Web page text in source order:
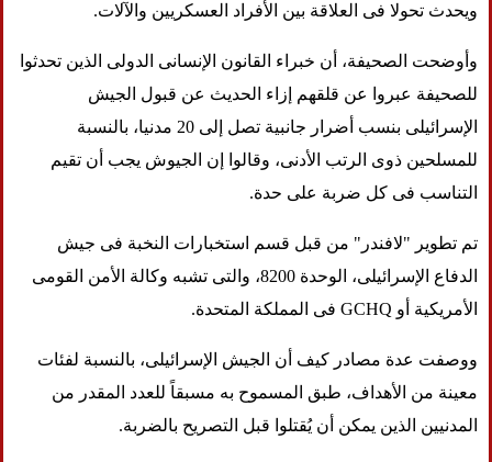
ويحدث تحولا فى العلاقة بين الأفراد العسكريين والآلات.
وأوضحت الصحيفة، أن خبراء القانون الإنسانى الدولى الذين تحدثوا
للصحيفة عبروا عن قلقهم إزاء الحديث عن قبول الجيش
الإسرائيلى بنسب أضرار جانبية تصل إلى 20 مدنيا، بالنسبة
للمسلحين ذوى الرتب الأدنى، وقالوا إن الجيوش يجب أن تقيم
التناسب فى كل ضربة على حدة.
تم تطوير "لافندر" من قبل قسم استخبارات النخبة فى جيش
الدفاع الإسرائيلى، الوحدة 8200، والتى تشبه وكالة الأمن القومى
الأمريكية أو GCHQ فى المملكة المتحدة.
ووصفت عدة مصادر كيف أن الجيش الإسرائيلى، بالنسبة لفئات
معينة من الأهداف، طبق المسموح به مسبقاً للعدد المقدر من
المدنيين الذين يمكن أن يُقتلوا قبل التصريح بالضربة.